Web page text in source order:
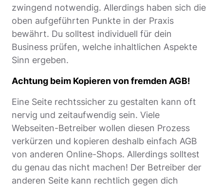
zwingend notwendig. Allerdings haben sich die
oben aufgeführten Punkte in der Praxis
bewährt. Du solltest individuell für dein
Business prüfen, welche inhaltlichen Aspekte
Sinn ergeben.
Achtung beim Kopieren von fremden AGB!
Eine Seite rechtssicher zu gestalten kann oft
nervig und zeitaufwendig sein. Viele
Webseiten-Betreiber wollen diesen Prozess
verkürzen und kopieren deshalb einfach AGB
von anderen Online-Shops. Allerdings solltest
du genau das nicht machen! Der Betreiber der
anderen Seite kann rechtlich gegen dich